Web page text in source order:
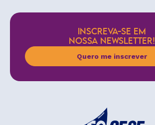
INSCREVA-SE EM
NOSSA NEWSLETTER!
Quero me inscrever